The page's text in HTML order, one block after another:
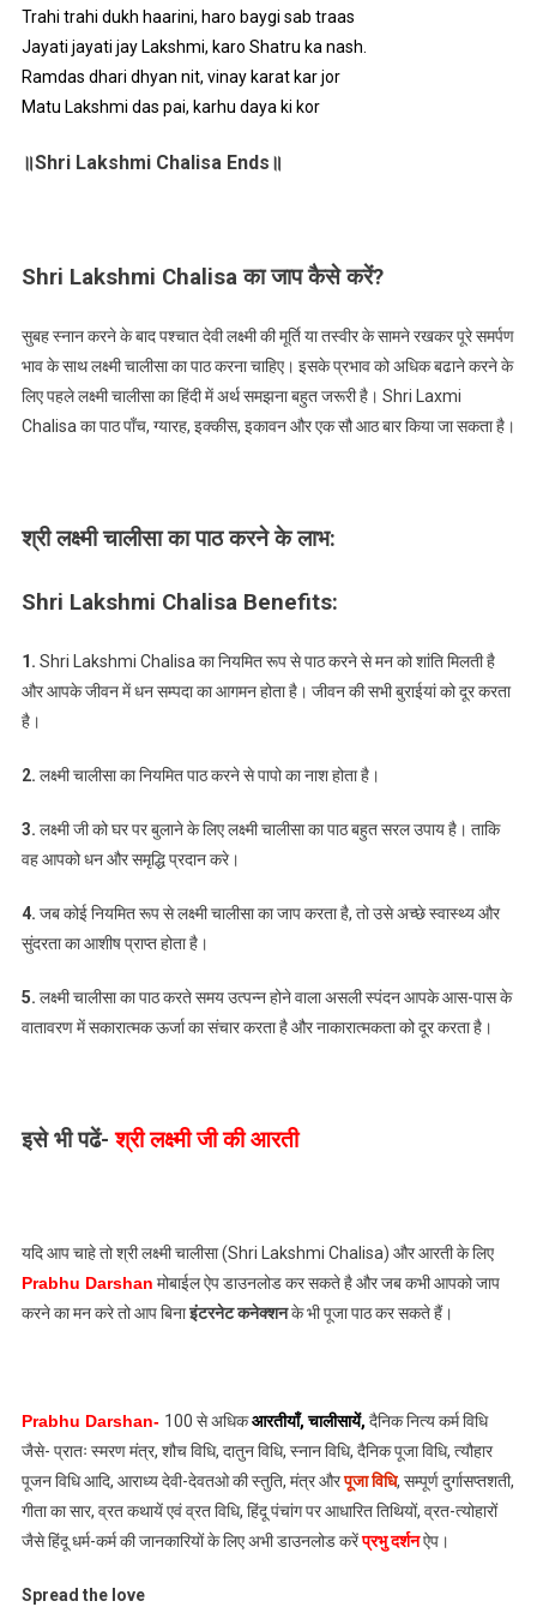
Trahi trahi dukh haarini, haro baygi sab traas
Jayati jayati jay Lakshmi, karo Shatru ka nash.
Ramdas dhari dhyan nit, vinay karat kar jor
Matu Lakshmi das pai, karhu daya ki kor
॥Shri Lakshmi Chalisa Ends॥
Shri Lakshmi Chalisa का जाप कैसे करें?
सुबह स्नान करने के बाद पश्चात देवी लक्ष्मी की मूर्ति या तस्वीर के सामने रखकर पूरे समर्पण
भाव के साथ लक्ष्मी चालीसा का पाठ करना चाहिए। इसके प्रभाव को अधिक बढाने करने के
लिए पहले लक्ष्मी चालीसा का हिंदी में अर्थ समझना बहुत जरूरी है। Shri Laxmi
Chalisa का पाठ पाँच, ग्यारह, इक्कीस, इकावन और एक सौ आठ बार किया जा सकता है।
श्री लक्ष्मी चालीसा का पाठ करने के लाभ:
Shri Lakshmi Chalisa Benefits:
1. Shri Lakshmi Chalisa का नियमित रूप से पाठ करने से मन को शांति मिलती है
और आपके जीवन में धन सम्पदा का आगमन होता है। जीवन की सभी बुराईयां को दूर करता
है।
2. लक्ष्मी चालीसा का नियमित पाठ करने से पापो का नाश होता है।
3. लक्ष्मी जी को घर पर बुलाने के लिए लक्ष्मी चालीसा का पाठ बहुत सरल उपाय है। ताकि
वह आपको धन और समृद्धि प्रदान करे।
4. जब कोई नियमित रूप से लक्ष्मी चालीसा का जाप करता है, तो उसे अच्छे स्वास्थ्य और
सुंदरता का आशीष प्राप्त होता है।
5. लक्ष्मी चालीसा का पाठ करते समय उत्पन्न होने वाला असली स्पंदन आपके आस-पास के
वातावरण में सकारात्मक ऊर्जा का संचार करता है और नाकारात्मकता को दूर करता है।
इसे भी पढें-श्री लक्ष्मी जी की आरती
यदि आप चाहे तो श्री लक्ष्मी चालीसा (Shri Lakshmi Chalisa) और आरती के लिए
Prabhu Darshan मोबाईल ऐप डाउनलोड कर सकते है और जब कभी आपको जाप
करने का मन करे तो आप बिनाइंटरनेट कनेक्शनके भी पूजा पाठ कर सकते हैं।
Prabhu Darshan- 100 से अधिकआरतीयाँ,चालीसायें, दैनिक नित्य कर्म विधि
जैसे- प्रातः स्मरण मंत्र, शौच विधि, दातुन विधि, स्नान विधि, दैनिक पूजा विधि, त्यौहार
पूजन विधि आदि, आराध्य देवी-देवतओ की स्तुति, मंत्र औरपूजा विधि, सम्पूर्ण दुर्गासप्तशती,
गीता का सार, व्रत कथायें एवं व्रत विधि, हिंदू पंचांग पर आधारित तिथियों, व्रत-त्योहारों
जैसे हिंदू धर्म-कर्म की जानकारियों के लिए अभी डाउनलोड करेंप्रभु दर्शनऐप।
Spread the love